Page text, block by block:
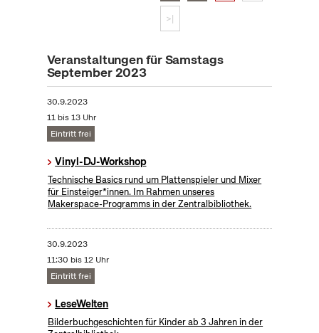
>|
Veranstaltungen für Samstags
September 2023
30.9.2023
11 bis 13 Uhr
Eintritt frei
Vinyl-DJ-Workshop
Technische Basics rund um Plattenspieler und Mixer
für Einsteiger*innen. Im Rahmen unseres
Makerspace-Programms in der Zentralbibliothek.
30.9.2023
11:30 bis 12 Uhr
Eintritt frei
LeseWelten
Bilderbuchgeschichten für Kinder ab 3 Jahren in der